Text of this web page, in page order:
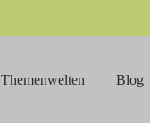
Themenwelten Blog